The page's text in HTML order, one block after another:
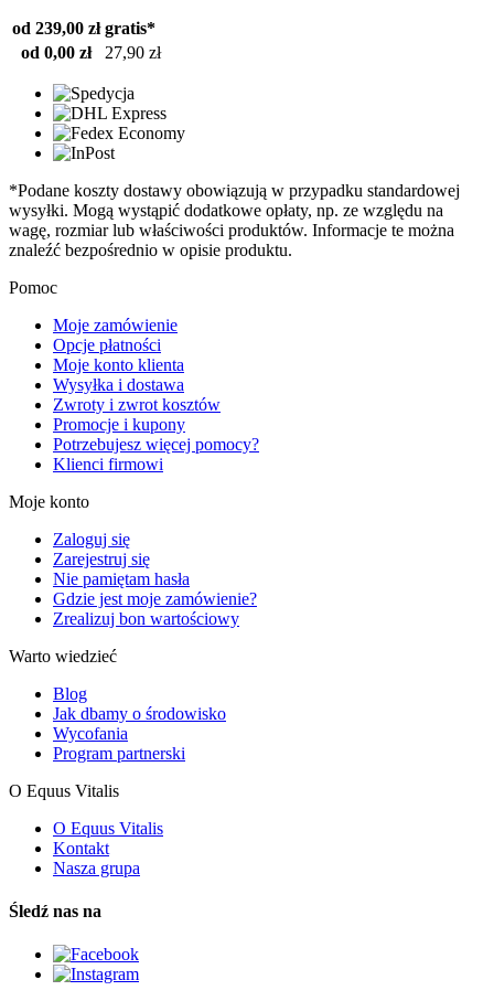
od 239,00 zł gratis*
od 0,00 zł
27,90 zł
*Podane koszty dostawy obowiązują w przypadku standardowej
wysyłki. Mogą wystąpić dodatkowe opłaty, np. ze względu na
wagę, rozmiar lub właściwości produktów. Informacje te można
znaleźć bezpośrednio w opisie produktu.
Pomoc
Moje zamówienie
Opcje płatności
Moje konto klienta
Wysyłka i dostawa
Zwroty i zwrot kosztów
Promocje i kupony
Potrzebujesz więcej pomocy?
Klienci firmowi
Moje konto
Zaloguj się
Zarejestruj się
Nie pamiętam hasła
Gdzie jest moje zamówienie?
Zrealizuj bon wartościowy
Warto wiedzieć
Blog
Jak dbamy o środowisko
Wycofania
Program partnerski
O Equus Vitalis
O Equus Vitalis
Kontakt
Nasza grupa
Śledź nas na